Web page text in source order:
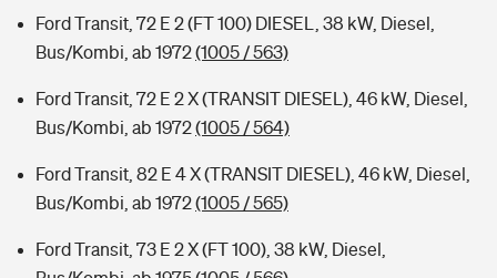
Ford Transit, 72 E 2 (FT 100) DIESEL, 38 kW, Diesel,
Bus/Kombi, ab 1972(1005 / 563)
Ford Transit, 72 E 2 X (TRANSIT DIESEL), 46 kW, Diesel,
Bus/Kombi, ab 1972(1005 / 564)
Ford Transit, 82 E 4 X (TRANSIT DIESEL), 46 kW, Diesel,
Bus/Kombi, ab 1972(1005 / 565)
Ford Transit, 73 E 2 X (FT 100), 38 kW, Diesel,